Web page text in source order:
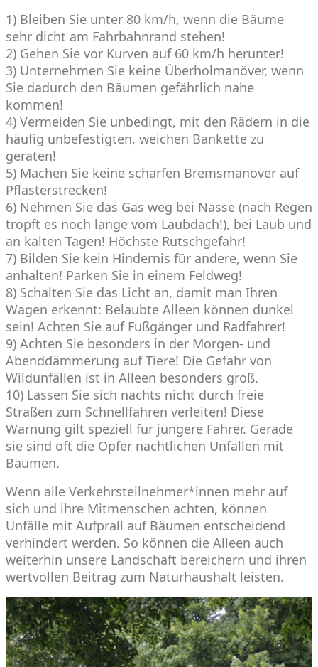
1) Bleiben Sie unter 80 km/h, wenn die Bäume
sehr dicht am Fahrbahnrand stehen!
2) Gehen Sie vor Kurven auf 60 km/h herunter!
3) Unternehmen Sie keine Überholmanöver, wenn
Sie dadurch den Bäumen gefährlich nahe
kommen!
4) Vermeiden Sie unbedingt, mit den Rädern in die
häufig unbefestigten, weichen Bankette zu
geraten!
5) Machen Sie keine scharfen Bremsmanöver auf
Pflasterstrecken!
6) Nehmen Sie das Gas weg bei Nässe (nach Regen
tropft es noch lange vom Laubdach!), bei Laub und
an kalten Tagen! Höchste Rutschgefahr!
7) Bilden Sie kein Hindernis für andere, wenn Sie
anhalten! Parken Sie in einem Feldweg!
8) Schalten Sie das Licht an, damit man Ihren
Wagen erkennt: Belaubte Alleen können dunkel
sein! Achten Sie auf Fußgänger und Radfahrer!
9) Achten Sie besonders in der Morgen- und
Abenddämmerung auf Tiere! Die Gefahr von
Wildunfällen ist in Alleen besonders groß.
10) Lassen Sie sich nachts nicht durch freie
Straßen zum Schnellfahren verleiten! Diese
Warnung gilt speziell für jüngere Fahrer. Gerade
sie sind oft die Opfer nächtlichen Unfällen mit
Bäumen.
Wenn alle Verkehrsteilnehmer*innen mehr auf
sich und ihre Mitmenschen achten, können
Unfälle mit Aufprall auf Bäumen entscheidend
verhindert werden. So können die Alleen auch
weiterhin unsere Landschaft bereichern und ihren
wertvollen Beitrag zum Naturhaushalt leisten.